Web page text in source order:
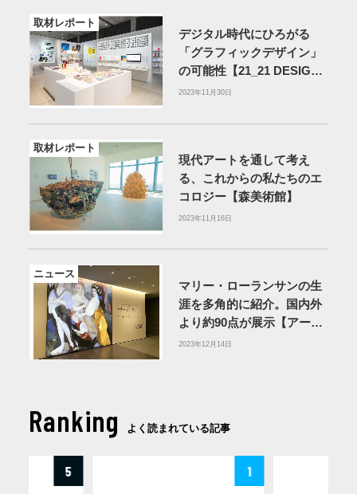
取材レポート
デジタル時代にひろがる
「グラフィックデザイン」
の可能性【21_21 DESIGN
SIGHT】
2023年11月30日
取材レポート
現代アートを通して考え
る、これからの私たちのエ
コロジー【森美術館】
2023年11月16日
ニュース
マリー・ローランサンの生
涯を多角的に紹介。国内外
より約90点が展示【アーテ
ィゾン美術館】
2023年12月14日
Ranking よく読まれている記事
5 1